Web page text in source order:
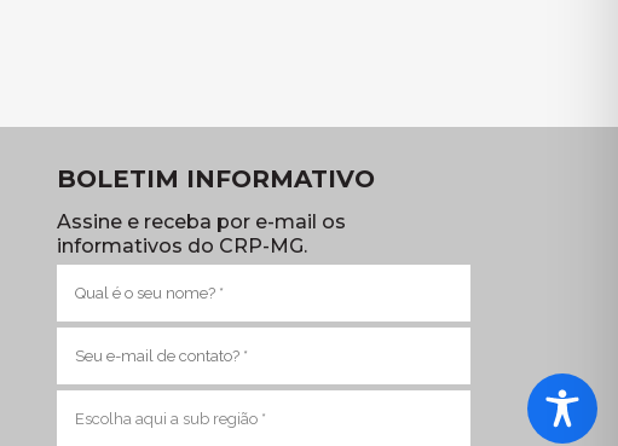
BOLETIM INFORMATIVO
Assine e receba por e-mail os
informativos do CRP-MG.
(obrigatório)
mail
(obrigatório)
região